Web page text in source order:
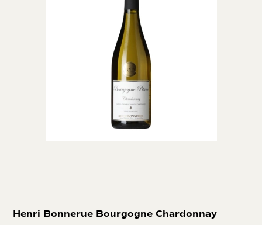
Henri Bonnerue Bourgogne Chardonnay